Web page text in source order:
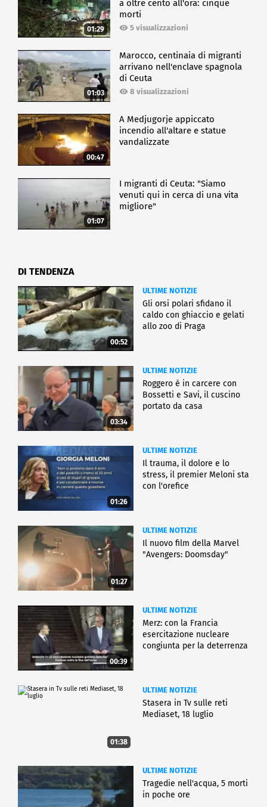
01:29
a oltre cento all'ora: cinque
morti
5 visualizzazioni
01:03
Marocco, centinaia di migranti
arrivano nell'enclave spagnola
di Ceuta
8 visualizzazioni
00:47
A Medjugorje appiccato
incendio all'altare e statue
vandalizzate
01:07
I migranti di Ceuta: "Siamo
venuti qui in cerca di una vita
migliore"
DI TENDENZA
00:52
ULTIME NOTIZIE
Gli orsi polari sfidano il
caldo con ghiaccio e gelati
allo zoo di Praga
03:34
ULTIME NOTIZIE
Roggero è in carcere con
Bossetti e Savi, il cuscino
portato da casa
01:26
ULTIME NOTIZIE
Il trauma, il dolore e lo
stress, il premier Meloni sta
con l'orefice
01:27
ULTIME NOTIZIE
Il nuovo film della Marvel
"Avengers: Doomsday"
00:39
ULTIME NOTIZIE
Merz: con la Francia
esercitazione nucleare
congiunta per la deterrenza
01:38
ULTIME NOTIZIE
Stasera in Tv sulle reti
Mediaset, 18 luglio
ULTIME NOTIZIE
Tragedie nell'acqua, 5 morti
in poche ore